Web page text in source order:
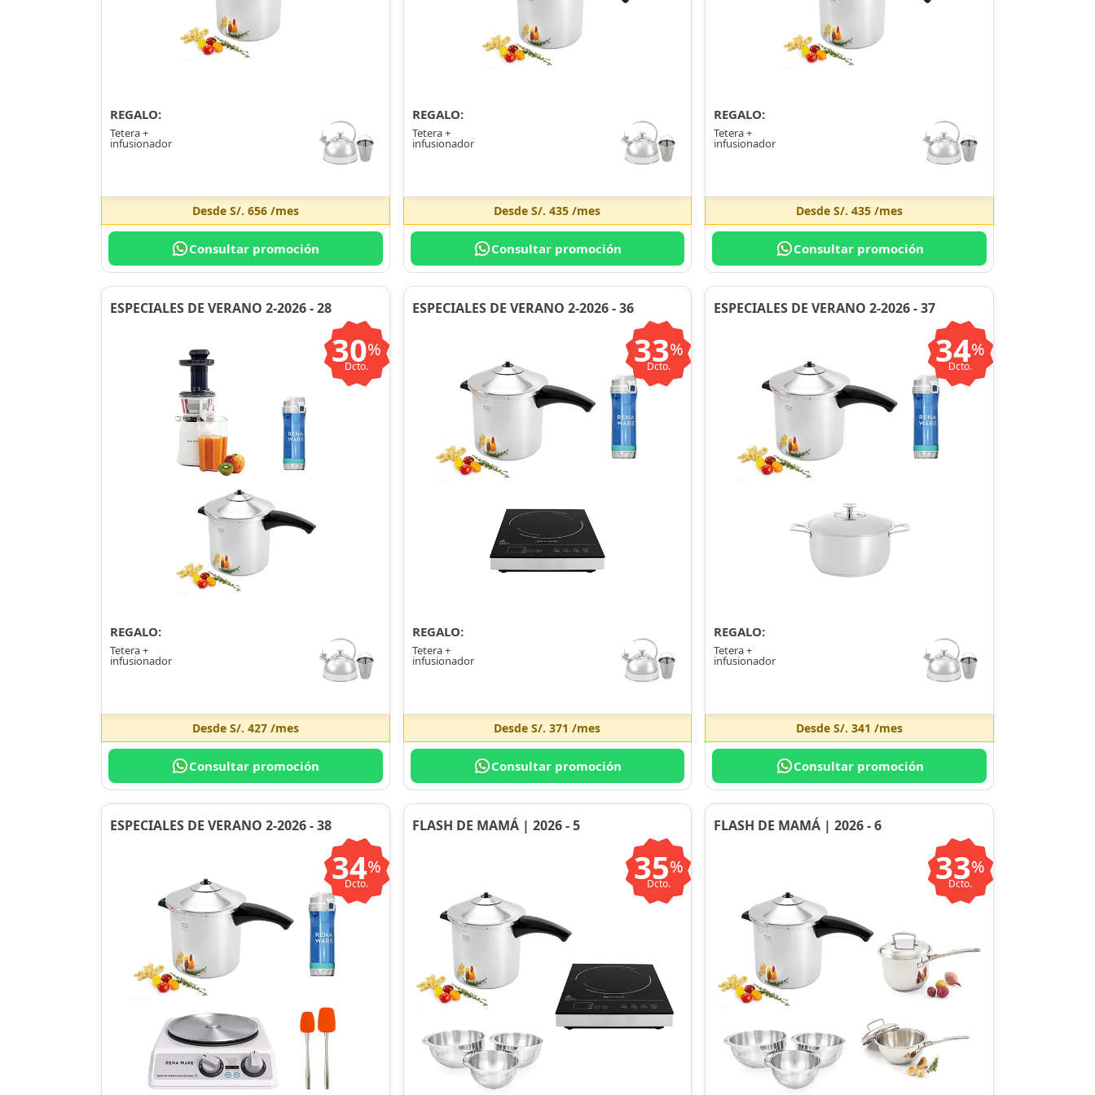
REGALO:
Tetera +
infusionador
Desde S/. 656/mes
Consultar promoción
REGALO:
Tetera +
infusionador
DesdeS/. 435 /mes
Consultar promoción
REGALO:
Tetera +
infusionador
DesdeS/. 435 /mes
Consultar promoción
ESPECIALES DE VERANO 2-2026 - 28
30%
Dcto.
REGALO:
Tetera +
infusionador
Desde S/. 427/mes
Consultar promoción
ESPECIALES DE VERANO 2-2026 - 36
33%
Dcto.
REGALO:
Tetera +
infusionador
DesdeS/. 371 /mes
Consultar promoción
ESPECIALES DE VERANO 2-2026 - 37
34%
Dcto.
REGALO:
Tetera +
infusionador
DesdeS/. 341 /mes
Consultar promoción
ESPECIALES DE VERANO 2-2026 - 38
34%
Dcto.
FLASH DE MAMÁ | 2026 - 5
35%
Dcto.
FLASH DE MAMÁ | 2026 - 6
33%
Dcto.